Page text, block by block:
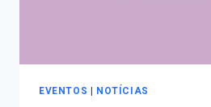
EVENTOS | NOTÍCIAS